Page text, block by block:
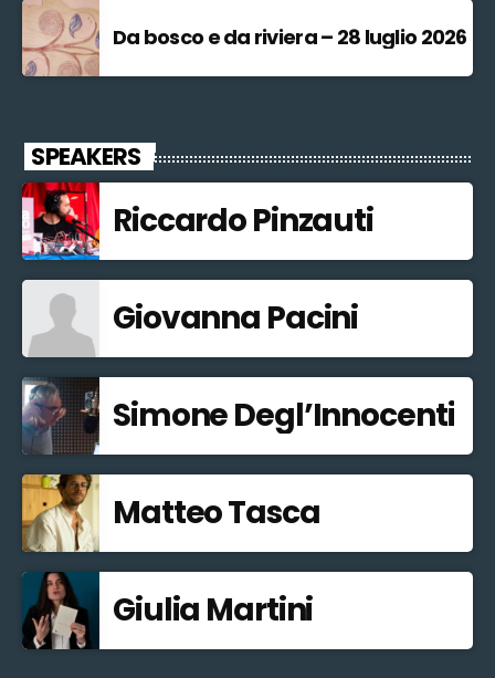
Da bosco e da riviera – 28 luglio 2026
SPEAKERS
Riccardo Pinzauti
Giovanna Pacini
Simone Degl’Innocenti
Matteo Tasca
Giulia Martini